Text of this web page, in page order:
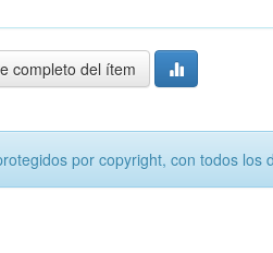
completo del ítem
por copyright, con todos